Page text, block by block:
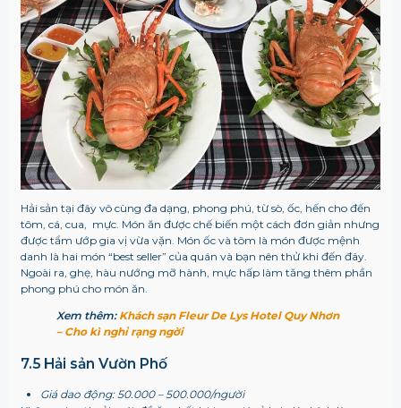
Hải sản tại đây vô cùng đa dạng, phong phú, từ sò, ốc, hến cho đến
tôm, cá, cua, mực. Món ăn được chế biến một cách đơn giản nhưng
được tẩm ướp gia vị vừa vặn. Món ốc và tôm là món được mệnh
danh là hai món “best seller” của quán và bạn nên thử khi đến đây.
Ngoài ra, ghẹ, hàu nướng mỡ hành, mực hấp làm tăng thêm phần
phong phú cho món ăn.
Xem thêm: Khách sạn Fleur De Lys Hotel Quy Nhơn
– Cho kì nghỉ rạng ngời
7.5 Hải sản Vườn Phố
Giá dao động: 50.000 – 500.000/người